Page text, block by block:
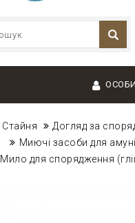
Стайня
Догляд за
Миючі засоби для
Мило для спорядження